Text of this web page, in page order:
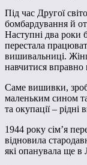
Під час Другої
бомбардування й
Наступні два роки
перестала
вишивальниці.
навчитися
Саме вишивки,
маленьким сином
та окупації –
1944 року сім’я
відновила
які опанувала ще в